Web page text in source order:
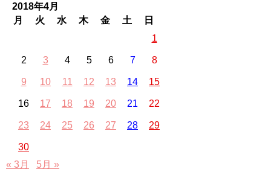
2018年4月
月
火 水 木 金 土
日
1
2 3 4 5 6 7 8
9 10 11 12 13 14 15
16 17 18 19 20 21 22
23 24 25 26 27 28 29
30
« 3月
5月 »